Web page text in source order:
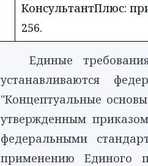
КонсультантПлюс:
256.
Единые
устанавливаются
"Концептуальные
утвержденным
федеральными
применению Единого